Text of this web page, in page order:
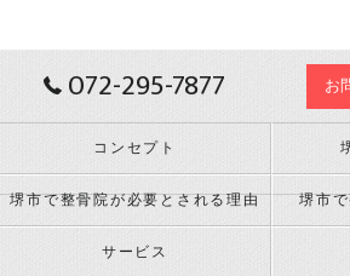
072-295-7877 お
コンセプト
堺市で整骨院が必要とされる理由 堺市
サービス